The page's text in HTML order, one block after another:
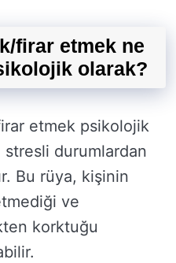
firar etmek ne
olarak?
etmek psikolojik
stresli durumlardan
Bu rüya, kişinin
ve
korktuğu